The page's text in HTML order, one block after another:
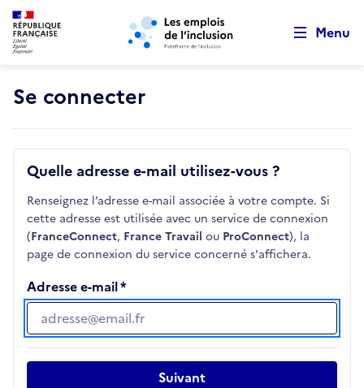
Aller au menu principal Aller au contenu principal
Menu
Se connecter
Quelle adresse e-mail utilisez-vous ?
Renseignez l’adresse e-mail associée à votre compte. Si
cette adresse est utilisée avec un service de connexion
(FranceConnect, France Travail ou ProConnect), la
page de connexion du service concerné s'affichera.
Adresse e-mail
Adresse e-mail
Suivant
Retour au début de la page
Panneau de gestion des cookies